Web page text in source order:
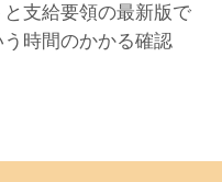
支給要領の最新版で
時間のかかる確認